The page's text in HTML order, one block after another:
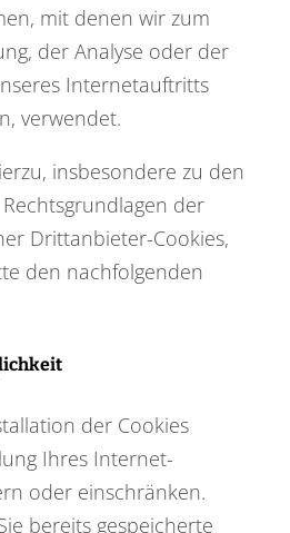
mit denen wir zum
der Analyse oder der
Internetauftritts
verwendet.
insbesondere zu den
der
Drittanbieter-Cookies,
den nachfolgenden
der Cookies
Ihres Internet-
oder einschränken.
bereits gespeicherte